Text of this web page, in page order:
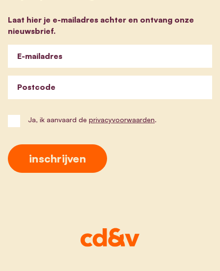
Laat hier je e-mailadres achter en ontvang onze
nieuwsbrief.
E-mailadres
Postcode
Ja, ik aanvaard de privacyvoorwaarden.